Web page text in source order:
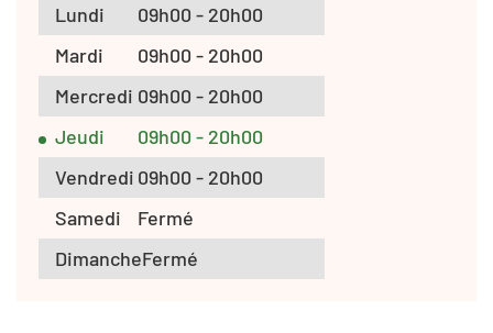
Lundi
09h00 - 20h00
Mardi
09h00 - 20h00
Mercredi 09h00 - 20h00
Jeudi
09h00 - 20h00
Vendredi 09h00 - 20h00
Samedi
Fermé
DimancheFermé